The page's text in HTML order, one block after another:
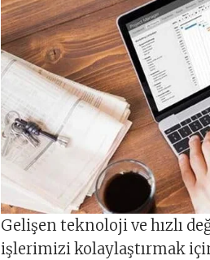
Gelişen teknoloji ve hızlı
işlerimizi kolaylaştırmak